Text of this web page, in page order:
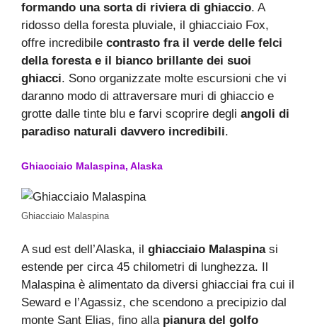
formando una sorta di riviera di ghiaccio. A
ridosso della foresta pluviale, il ghiacciaio Fox,
offre incredibile contrasto fra il verde delle felci
della foresta e il bianco brillante dei suoi
ghiacci. Sono organizzate molte escursioni che vi
daranno modo di attraversare muri di ghiaccio e
grotte dalle tinte blu e farvi scoprire degli angoli di
paradiso naturali davvero incredibili.
Ghiacciaio Malaspina, Alaska
Ghiacciaio Malaspina
A sud est dell’Alaska, il ghiacciaio Malaspinasi
estende per circa 45 chilometri di lunghezza. Il
Malaspina è alimentato da diversi ghiacciai fra cui il
Seward e l’Agassiz, che scendono a precipizio dal
monte Sant Elias, fino alla pianura del golfo